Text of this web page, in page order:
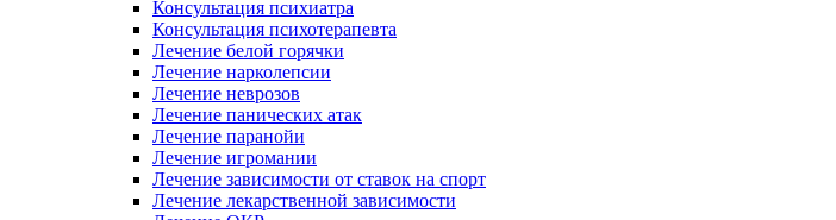
Консультация психиатра
Консультация психотерапевта
Лечение белой горячки
Лечение нарколепсии
Лечение неврозов
Лечение панических атак
Лечение паранойи
Лечение игромании
Лечение зависимости от ставок на спорт
Лечение лекарственной зависимости